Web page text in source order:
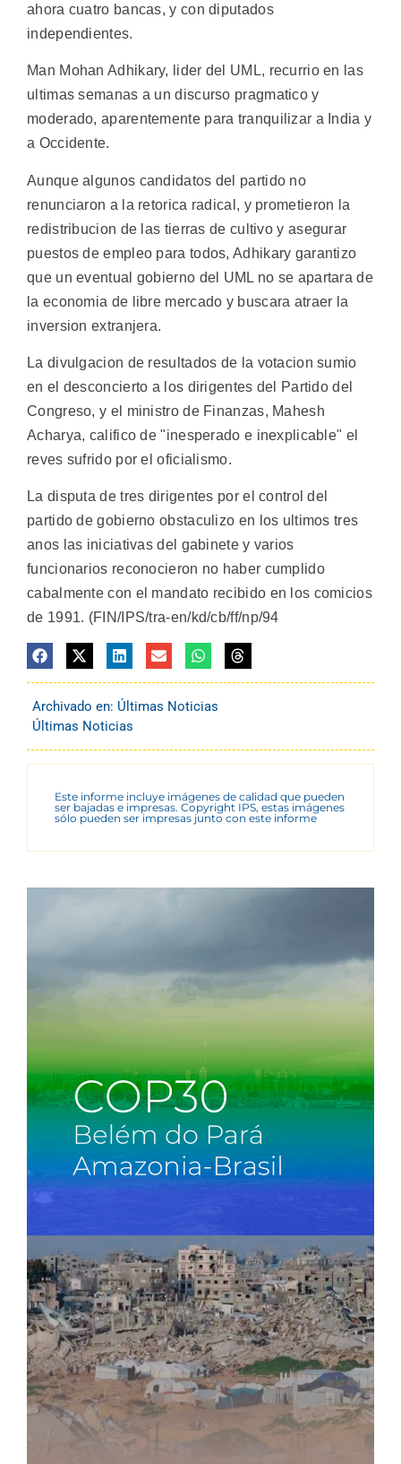
ahora cuatro bancas, y con diputados
independientes.
Man Mohan Adhikary, lider del UML, recurrio en las
ultimas semanas a un discurso pragmatico y
moderado, aparentemente para tranquilizar a India y
a Occidente.
Aunque algunos candidatos del partido no
renunciaron a la retorica radical, y prometieron la
redistribucion de las tierras de cultivo y asegurar
puestos de empleo para todos, Adhikary garantizo
que un eventual gobierno del UML no se apartara de
la economia de libre mercado y buscara atraer la
inversion extranjera.
La divulgacion de resultados de la votacion sumio
en el desconcierto a los dirigentes del Partido del
Congreso, y el ministro de Finanzas, Mahesh
Acharya, califico de "inesperado e inexplicable" el
reves sufrido por el oficialismo.
La disputa de tres dirigentes por el control del
partido de gobierno obstaculizo en los ultimos tres
anos las iniciativas del gabinete y varios
funcionarios reconocieron no haber cumplido
cabalmente con el mandato recibido en los comicios
de 1991. (FIN/IPS/tra-en/kd/cb/ff/np/94
Archivado en: Últimas Noticias
Últimas Noticias
Este informe incluye imágenes de calidad que pueden
ser bajadas e impresas. Copyright IPS, estas imágenes
sólo pueden ser impresas junto con este informe